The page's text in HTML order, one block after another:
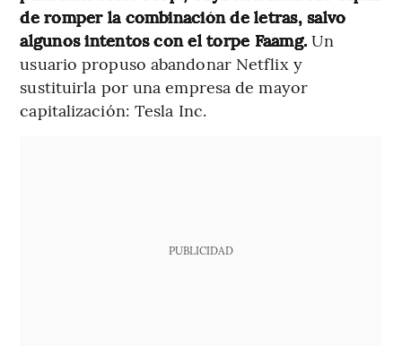
de romper la combinación de letras, salvo
algunos intentos con el torpe Faamg.Un
usuario propuso abandonar Netflix y
sustituirla por una empresa de mayor
capitalización: Tesla Inc.
PUBLICIDAD